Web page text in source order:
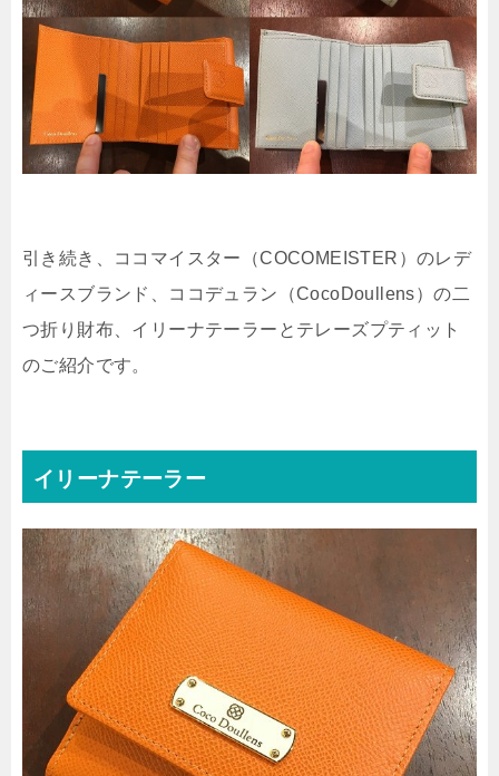
引き続き、ココマイスター（COCOMEISTER）のレデ
ィースブランド、ココデュラン（CocoDoullens）の二
つ折り財布、イリーナテーラーとテレーズプティット
のご紹介です。
イリーナテーラー